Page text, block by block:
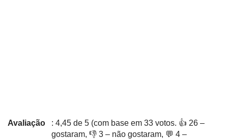
Avaliação
: 4,45 de 5 (com base em 33 votos. 👍 26 –
gostaram, 👎 3 – não gostaram, 💬 4 –